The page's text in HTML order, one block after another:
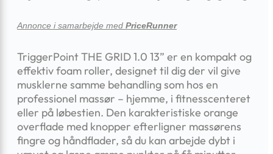
Annonce i samarbejde med PriceRunner
TriggerPoint THE GRID 1.0 13” er en kompakt og
effektiv foam roller, designet til dig der vil give
musklerne samme behandling som hos en
professionel massør – hjemme, i fitnesscenteret
eller på løbestien. Den karakteristiske orange
overflade med knopper efterligner massørens
fingre og håndflader, så du kan arbejde dybt i